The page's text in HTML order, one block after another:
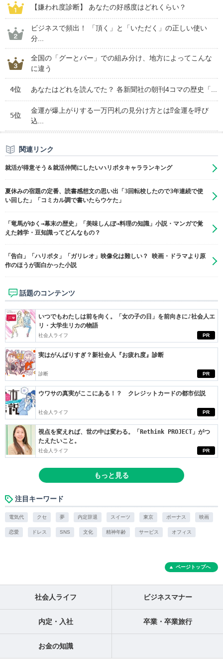
【嫌われ度診断】 あなたの好感度はどれくらい？
ビジネスで頻出！ 「頂く」と「いただく」の正しい使い
分...
全国の「グーとパー」での組み分け、地方によってこんな
に違う
4位 あなたはどれを読んでた？ 各新聞社の朝刊4コマの歴史「...
5位
金運が爆上がりする一万円札の見分け方とは⁉金運を呼び
込...
関連リンク
就活が得意そう＆就活仲間にしたいハリポタキャラランキング
夏休みの宿題の定番、読書感想文の思い出「3回転校したので3年連続で使
い回した」「コミカル調で書いたらウケた」
「竜馬がゆく→幕末の歴史」「美味しんぼ→料理の知識」小説・マンガで覚
えた雑学・豆知識ってどんなもの？
「告白」「ハリポタ」「ガリレオ」映像化は難しい？ 映画・ドラマより原
作のほうが面白かった小説
話題のコンテンツ
PR
いつでもわたしは前を向く。「女の子の日」を前向きに♪社会人エ
リ・大学生リカの物語
社会人ライフ
PR
実はがんばりすぎ？新社会人『お疲れ度』診断
診断
PR
ウワサの真実がここにある！？ クレジットカードの都市伝説
社会人ライフ
PR
視点を変えれば、世の中は変わる。「Rethink PROJECT」がつ
たえたいこと。
社会人ライフ
もっと見る
注目キーワード
電気代 クセ 夢 内定辞退 スイーツ 東京 ボーナス 映画
恋愛 ドレス SNS 文化 精神年齢 サービス オフィス
ページトップへ
社会人ライフ ビジネスマナー
内定・入社 卒業・卒業旅行
お金の知識